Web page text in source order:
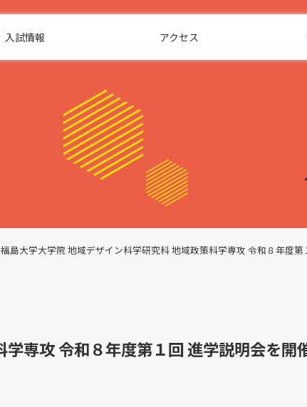
入試情報 アクセス
大学大学院 地域デザイン科学研究科 地域政策科学専攻 令和８年度第
専攻 令和８年度第１回 進学説明会を開